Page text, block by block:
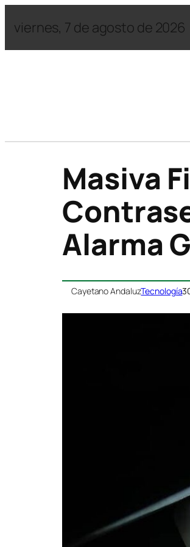
viernes, 7 de agosto de 2026
Masiva
Alarma
Cayetano AndaluzTecnología